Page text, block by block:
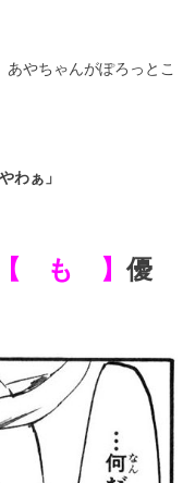
あやちゃんがぽろっとこ
わぁ」
【 も 】優